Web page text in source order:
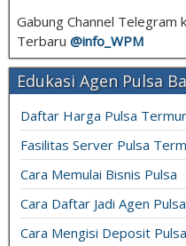
Gabung Channel Telegram
Terbaru @info_ WPM
Edukasi Agen Pulsa
Daftar Harga Pulsa
Fasilitas Server Pulsa
Cara Memulai Bisnis Pulsa
Cara Daftar Jadi Agen Pulsa
Cara Mengisi Deposit Pulsa